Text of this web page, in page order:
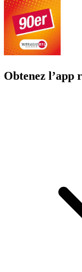
Obtenez